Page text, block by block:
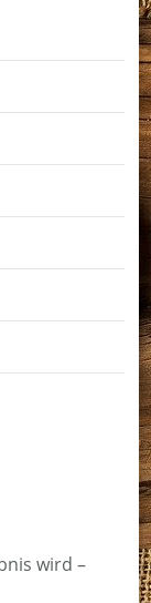
wird –